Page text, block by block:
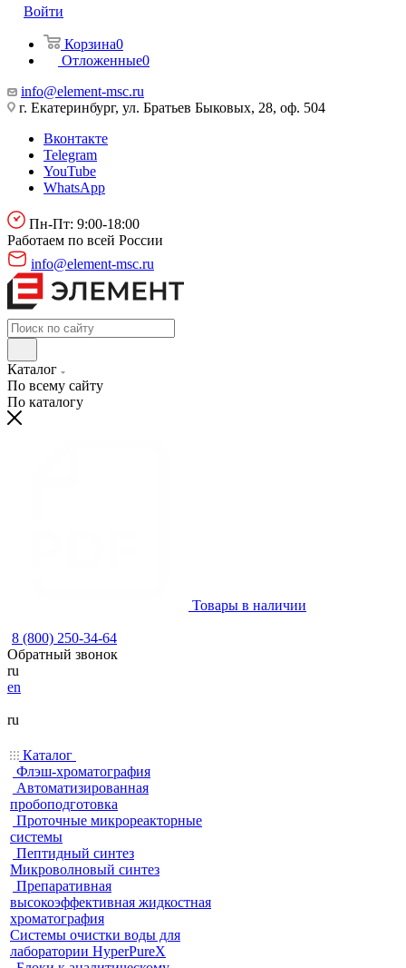
Войти
Корзина0
Отложенные0
info@element-msc.ru
г. Екатеринбург, ул. Братьев Быковых, 28, оф. 504
Вконтакте
Telegram
YouTube
WhatsApp
Пн-Пт: 9:00-18:00
Работаем по всей России
info@element-msc.ru
Каталог
По всему сайту
По каталогу
Товары в наличии
8 (800) 250-34-64
Обратный звонок
ru
en
ru
Каталог
Флэш-хроматография
Автоматизированная
пробоподготовка
Проточные микрореакторные
системы
Пептидный синтез
Микроволновый синтез
Препаративная
высокоэффективная жидкостная
хроматография
Системы очистки воды для
лаборатории HyperPureX